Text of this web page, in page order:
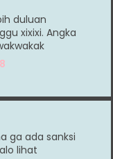
duluan
xixixi. Angka
ga ada sanksi
lihat